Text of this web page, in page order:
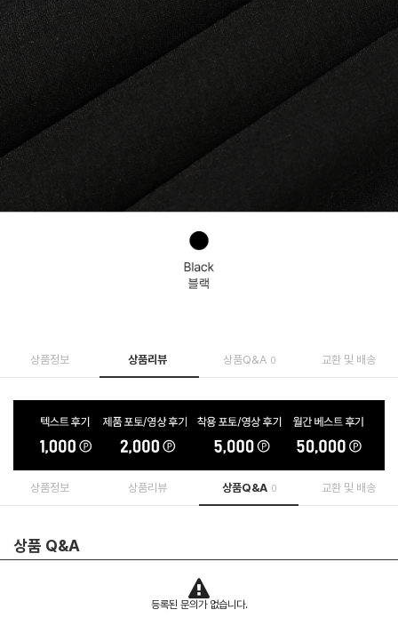
상품정보 상품리뷰 상품Q&A 0 교환 및 배송
상품정보 상품리뷰 상품Q&A 0 교환 및 배송
상품 Q&A
등록된 문의가 없습니다.